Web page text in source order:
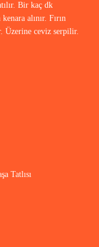
Bir kaç dk
alınır. Fırın
Üzerine ceviz serpilir.
Tatlısı